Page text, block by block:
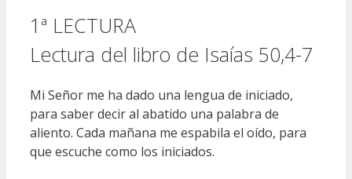
1ª LECTURA
Lectura del libro de Isaías 50,4-7
Mi Señor me ha dado una lengua de iniciado,
para saber decir al abatido una palabra de
aliento. Cada mañana me espabila el oído, para
que escuche como los iniciados.